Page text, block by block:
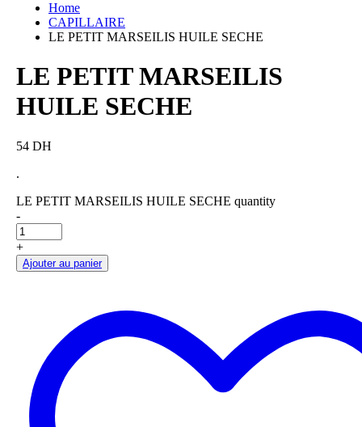
Home
CAPILLAIRE
LE PETIT MARSEILIS HUILE SECHE
LE PETIT MARSEILIS
HUILE SECHE
54 DH
.
LE PETIT MARSEILIS HUILE SECHE quantity
-
+
Ajouter au panier